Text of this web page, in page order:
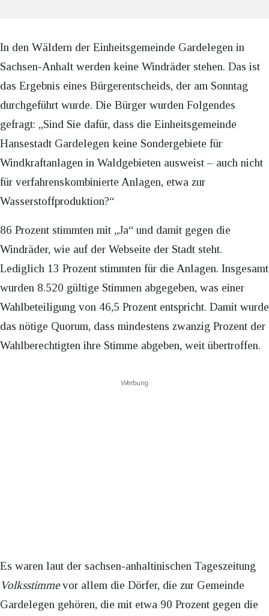
In den Wäldern der Einheitsgemeinde Gardelegen in
Sachsen-Anhalt werden keine Windräder stehen. Das ist
das Ergebnis eines Bürgerentscheids, der am Sonntag
durchgeführt wurde. Die Bürger wurden Folgendes
gefragt: „Sind Sie dafür, dass die Einheitsgemeinde
Hansestadt Gardelegen keine Sondergebiete für
Windkraftanlagen in Waldgebieten ausweist – auch nicht
für verfahrenskombinierte Anlagen, etwa zur
Wasserstoffproduktion?“
86 Prozent stimmten mit „Ja“ und damit gegen die
Windräder, wie auf der Webseite der Stadt steht.
Lediglich 13 Prozent stimmten für die Anlagen. Insgesamt
wurden 8.520 gültige Stimmen abgegeben, was einer
Wahlbeteiligung von 46,5 Prozent entspricht. Damit wurde
das nötige Quorum, dass mindestens zwanzig Prozent der
Wahlberechtigten ihre Stimme abgeben, weit übertroffen.
Werbung
Es waren laut der sachsen-anhaltinischen Tageszeitung
Volksstimmevor allem die Dörfer, die zur Gemeinde
Gardelegen gehören, die mit etwa 90 Prozent gegen die